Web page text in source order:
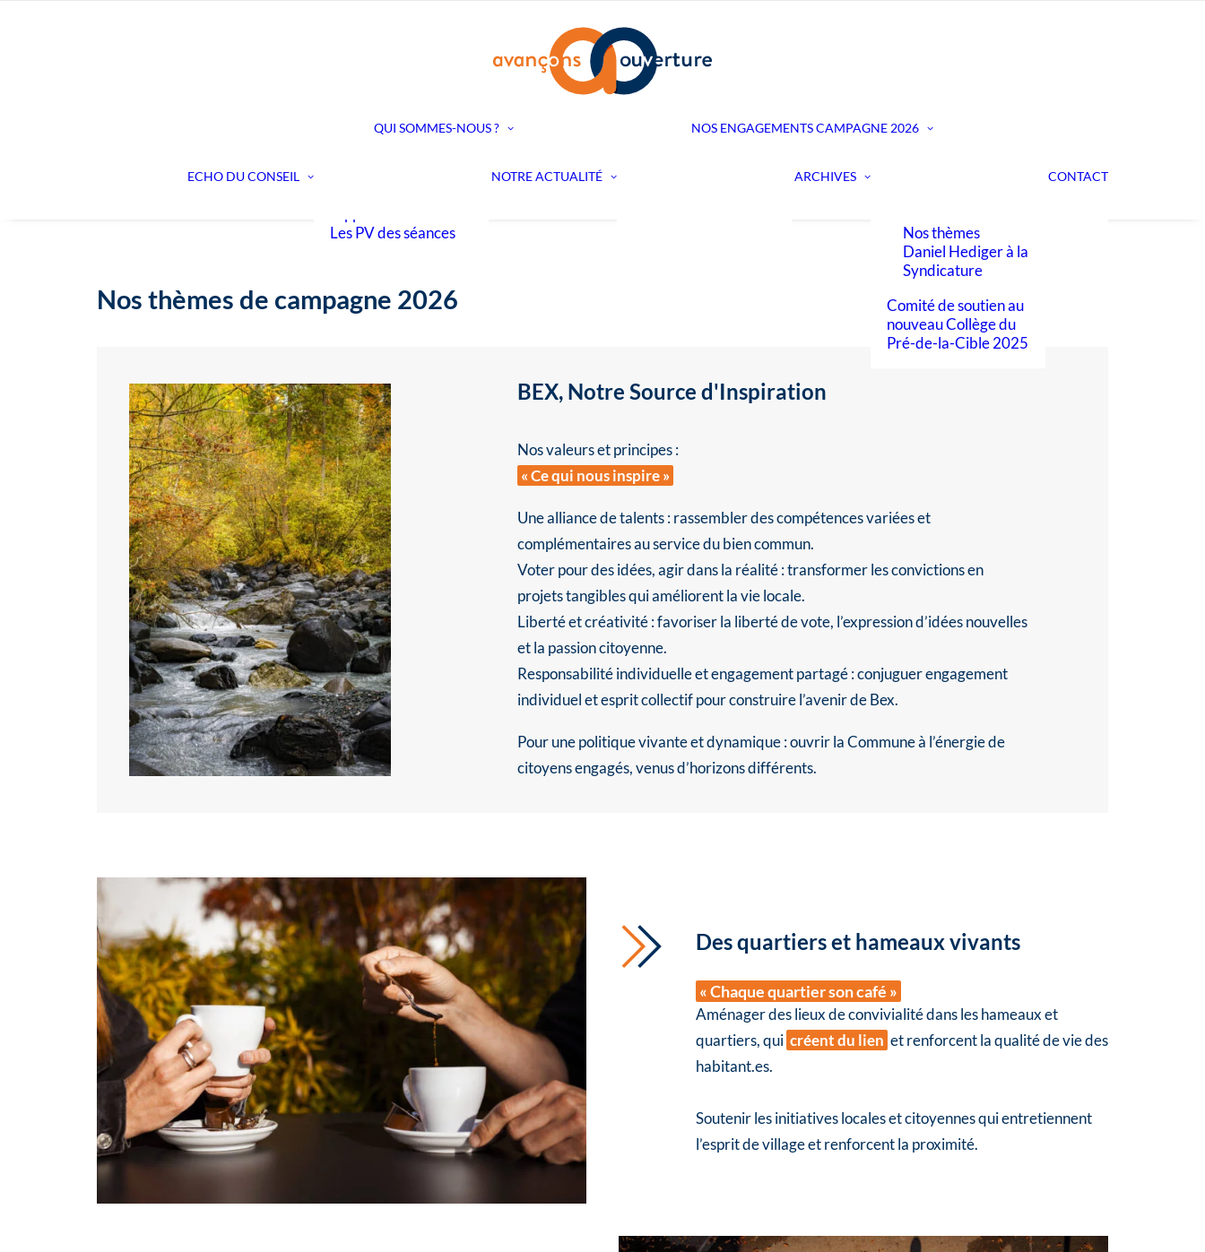
QUI SOMMES-NOUS ?
Nos Conseiller·ères
Devenir membre
NOS ENGAGEMENTSCAMPAGNE 2026
l’impulsion de nos
campagne
ECHO DU CONSEIL
Les PV des séances
NOTRE ACTUALITÉ ARCHIVES
Nos candidats à la
Municipalité 2021-
Nos thèmes
Daniel Hediger à la
Syndicature
Comité de soutien au
nouveau Collège du
Pré-de-la-Cible 2025
CONTACT
Nos thèmes de campagne 2026
BEX, Notre Source d'Inspiration
Nos valeurs et principes :
« Ce qui nous inspire »
Une alliance de talents : rassembler des compétences variées et
complémentaires au service du bien commun.
Voter pour des idées, agir dans la réalité : transformer les convictions en
projets tangibles qui améliorent la vie locale.
Liberté et créativité : favoriser la liberté de vote, l’expression d’idées nouvelles
et la passion citoyenne.
Responsabilité individuelle et engagement partagé : conjuguer engagement
individuel et esprit collectif pour construire l’avenir de Bex.
Pour une politique vivante et dynamique : ouvrir la Commune à l’énergie de
citoyens engagés, venus d’horizons différents.
Des quartiers et hameaux vivants
« Chaque quartier son café »
Aménager des lieux de convivialité dans les hameaux et
quartiers, qui créent du lien et renforcent la qualité de vie des
habitant.es.
Soutenir les initiatives locales et citoyennes qui entretiennent
l’esprit de village et renforcent la proximité.